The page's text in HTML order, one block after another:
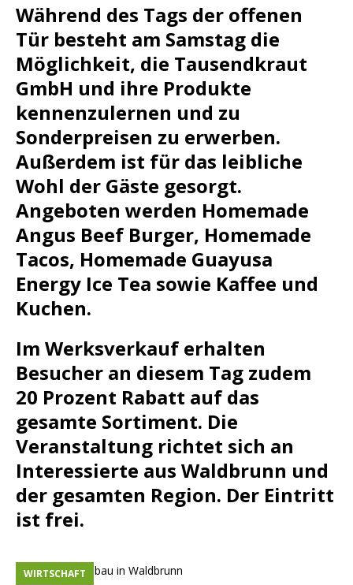
Während des Tags der offenen
Tür besteht am Samstag die
Möglichkeit, die Tausendkraut
GmbH und ihre Produkte
kennenzulernen und zu
Sonderpreisen zu erwerben.
Außerdem ist für das leibliche
Wohl der Gäste gesorgt.
Angeboten werden Homemade
Angus Beef Burger, Homemade
Tacos, Homemade Guayusa
Energy Ice Tea sowie Kaffee und
Kuchen.
Im Werksverkauf erhalten
Besucher an diesem Tag zudem
20 Prozent Rabatt auf das
gesamte Sortiment. Die
Veranstaltung richtet sich an
Interessierte aus Waldbrunn und
der gesamten Region. Der Eintritt
ist frei.
WIRTSCHAFT